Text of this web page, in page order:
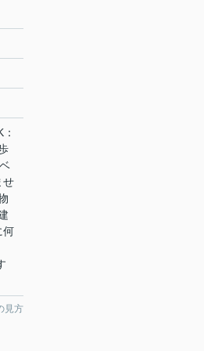
せ
何
見方